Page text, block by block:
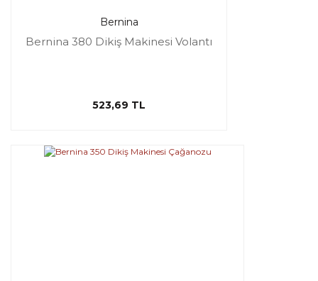
Bernina
Bernina 380 Dikiş Makinesi Volantı
523,69 TL